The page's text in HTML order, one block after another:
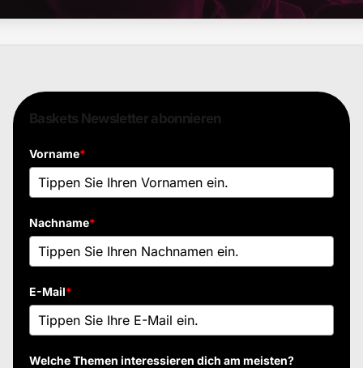
Baskets Newsletter abonnieren
Vorname*
Nachname*
E-Mail*
Welche Themen interessieren dich am meisten?